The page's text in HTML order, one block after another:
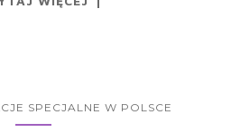
SPECJALNE W POLSCE